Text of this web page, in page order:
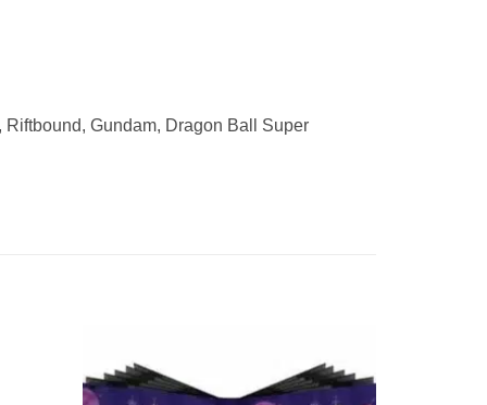
Gundam, Dragon Ball Super